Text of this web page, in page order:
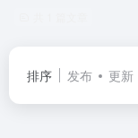
排序 发布 更新